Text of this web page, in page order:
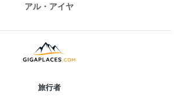
アル・アイヤ
旅行者